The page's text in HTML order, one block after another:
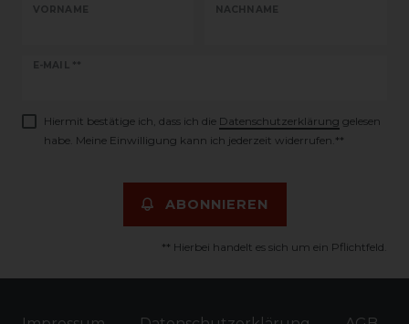
VORNAME NACHNAME
E-MAIL **
Newsletter
Hiermit bestätige ich, dass ich die Daten­schutz­erklärung gelesen
habe. Meine Einwilligung kann ich jederzeit widerrufen.**
ABONNIEREN
** Hierbei handelt es sich um ein Pflichtfeld.